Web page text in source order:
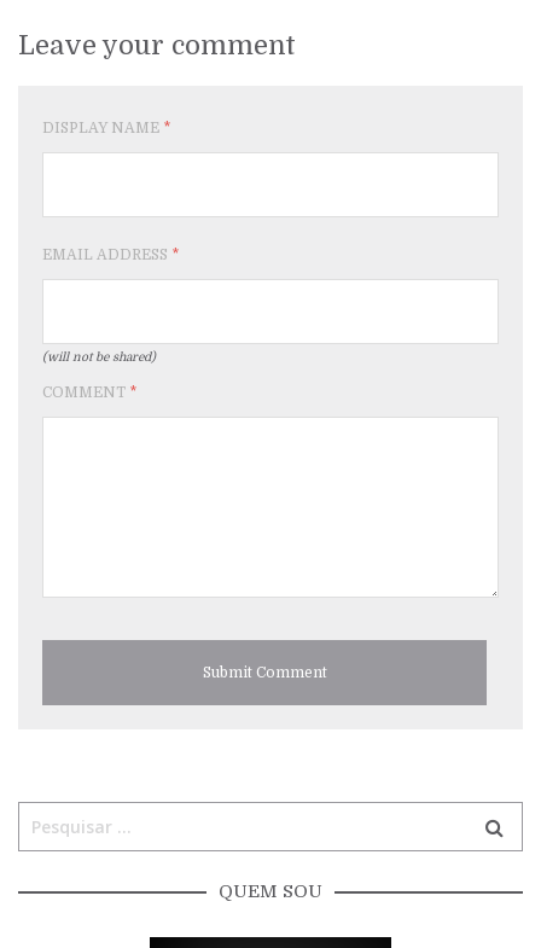
Leave your comment
DISPLAY NAME *
EMAIL ADDRESS *
(will not be shared)
COMMENT *
QUEM SOU